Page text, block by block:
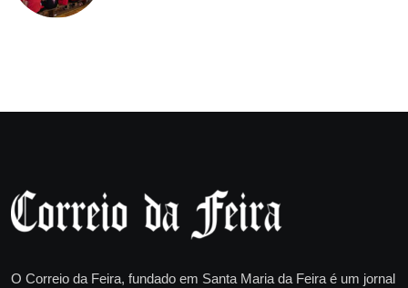
O Correio da Feira, fundado em Santa Maria da Feira é um jornal